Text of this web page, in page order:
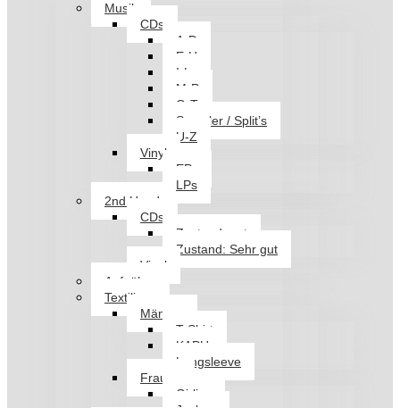
Musik
CDs
A-D
E-H
I-L
M-P
Q-T
Sampler / Split’s
U-Z
Vinyl
EPs
LPs
2nd Hand
CDs
Zustand: gut
Zustand: Sehr gut
Vinyl
Aufnäher
Textilien
Männer
T-Shirt
KAPU
Longsleeve
Frauen
Girlies